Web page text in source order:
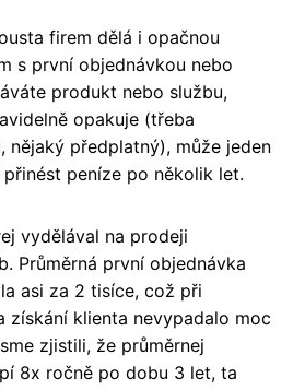
firem dělá i opačnou
s první objednávkou nebo
produkt nebo službu,
opakuje (třeba
nějaký předplatný), může jeden
peníze po několik let.
vydělával na prodeji
Průměrná první objednávka
asi za 2 tisíce, což při
získání klienta nevypadalo moc
zjistili, že průměrnej
8x ročně po dobu 3 let, ta